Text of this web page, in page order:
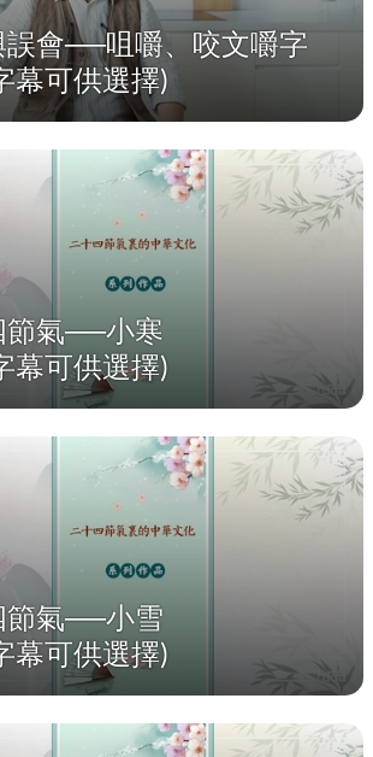
誤會──咀嚼、咬文嚼字
幕可供選擇)
節氣──小寒
幕可供選擇)
節氣──小雪
幕可供選擇)